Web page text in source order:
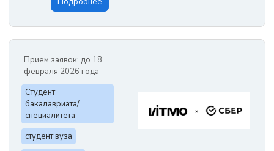
Прием заявок: до 18
февраля 2026 года
Студент
бакалавриата/
специалитета
студент вуза